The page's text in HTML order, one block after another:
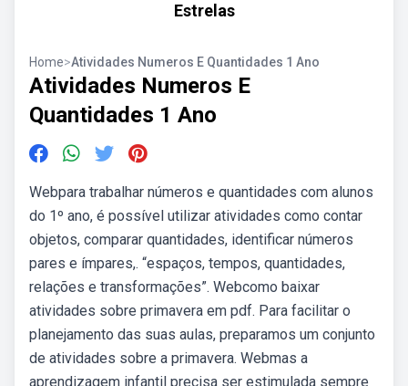
Estrelas
Home>Atividades Numeros E Quantidades 1 Ano
Atividades Numeros E
Quantidades 1 Ano
Webpara trabalhar números e quantidades com alunos
do 1º ano, é possível utilizar atividades como contar
objetos, comparar quantidades, identificar números
pares e ímpares,. “espaços, tempos, quantidades,
relações e transformações”. Webcomo baixar
atividades sobre primavera em pdf. Para facilitar o
planejamento das suas aulas, preparamos um conjunto
de atividades sobre a primavera. Webmas a
aprendizagem infantil precisa ser estimulada sempre